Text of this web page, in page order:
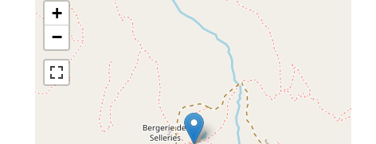
+
−